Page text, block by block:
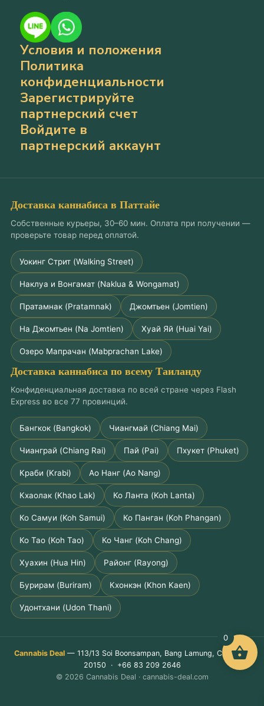
Условия и положения
Политика
конфиденциальности
Зарегистрируйте
партнерский счет
Войдите в
партнерский аккаунт
Доставка каннабиса в Паттайе
Собственные курьеры, 30–60 мин. Оплата при получении —
проверьте товар перед оплатой.
Уокинг Стрит (Walking Street)
Наклуа и Вонгамат (Naklua & Wongamat)
Пратамнак (Pratamnak) Джомтьен (Jomtien)
На Джомтьен (Na Jomtien) Хуай Яй (Huai Yai)
Озеро Мапрачан (Mabprachan Lake)
Доставка каннабиса по всему Таиланду
Конфиденциальная доставка по всей стране через Flash
Express во все 77 провинций.
Бангкок (Bangkok) Чиангмай (Chiang Mai)
Чианграй (Chiang Rai) Пай (Pai) Пхукет (Phuket)
Краби (Krabi) Ао Нанг (Ao Nang)
Кхаолак (Khao Lak) Ко Ланта (Koh Lanta)
Ко Самуи (Koh Samui) Ко Панган (Koh Phangan)
Ко Тао (Koh Tao) Ко Чанг (Koh Chang)
Хуахин (Hua Hin) Районг (Rayong)
Бурирам (Buriram) Кхонкэн (Khon Kaen)
Удонтхани (Udon Thani)
Cannabis Deal— 113/13 Soi Boonsampan, Bang Lamung, Chon Buri
20150 · +66 83 209 2646
© 2026 Cannabis Deal · cannabis-deal.com
0